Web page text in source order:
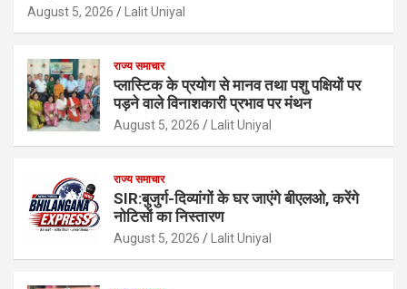
August 5, 2026 Lalit Uniyal
राज्य समाचार
प्लास्टिक के प्रयोग से मानव तथा पशु पक्षियों पर
पड़ने वाले विनाशकारी प्रभाव पर मंथन
August 5, 2026 Lalit Uniyal
राज्य समाचार
SIR:बुजुर्ग-दिव्यांगों के घर जाएंगे बीएलओ, करेंगे
नोटिसों का निस्तारण
August 5, 2026 Lalit Uniyal